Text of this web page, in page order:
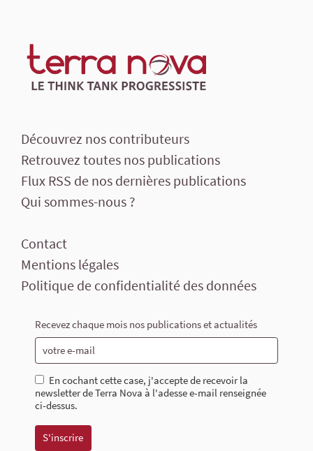
Découvrez nos contributeurs
Retrouvez toutes nos publications
Flux RSS de nos dernières publications
Qui sommes-nous ?
Contact
Mentions légales
Politique de confidentialité des données
Recevez chaque mois nos publications et actualités
En cochant cette case, j'accepte de recevoir la
newsletter de Terra Nova à l'adesse e-mail renseignée
ci-dessus.